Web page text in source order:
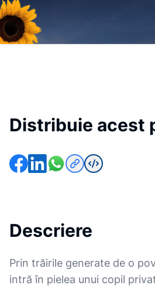
Distribuie acest
Descriere
Prin trăirile generate de o
intră în pielea unui copil